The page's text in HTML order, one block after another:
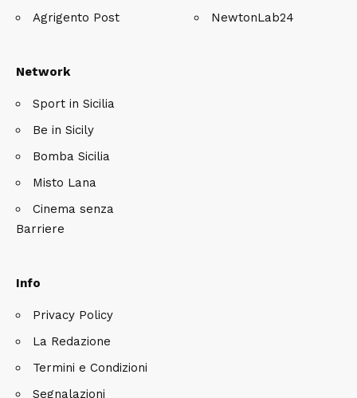
Agrigento Post
NewtonLab24
Network
Sport in Sicilia
Be in Sicily
Bomba Sicilia
Misto Lana
Cinema senza
Barriere
Info
Privacy Policy
La Redazione
Termini e Condizioni
Segnalazioni